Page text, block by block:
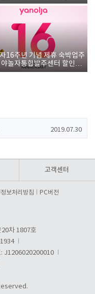
16주년 기념 제휴 숙박업주
야놀자통합발주센터 할인쿠
정
2019.07.30
고객센터
보처리방침 PC버전
20차 1807호
: J1206020200010